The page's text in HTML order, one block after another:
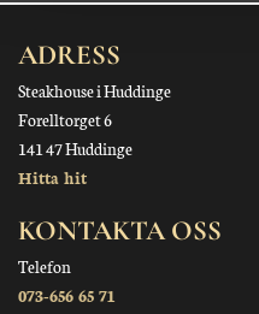
ADRESS
Steakhouse i Huddinge
Forelltorget 6
141 47 Huddinge
Hitta hit
KONTAKTA OSS
Telefon
073-656 65 71